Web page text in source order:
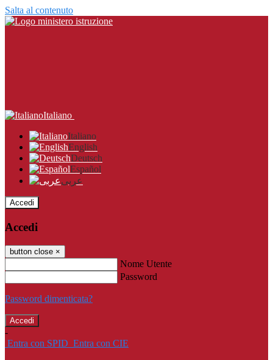
Salta al contenuto
Italiano
Italiano
English
Deutsch
Español
عربى
Accedi
Accedi
button close ×
Nome Utente
Password
Password dimenticata?
-
Entra con SPID Entra con CIE